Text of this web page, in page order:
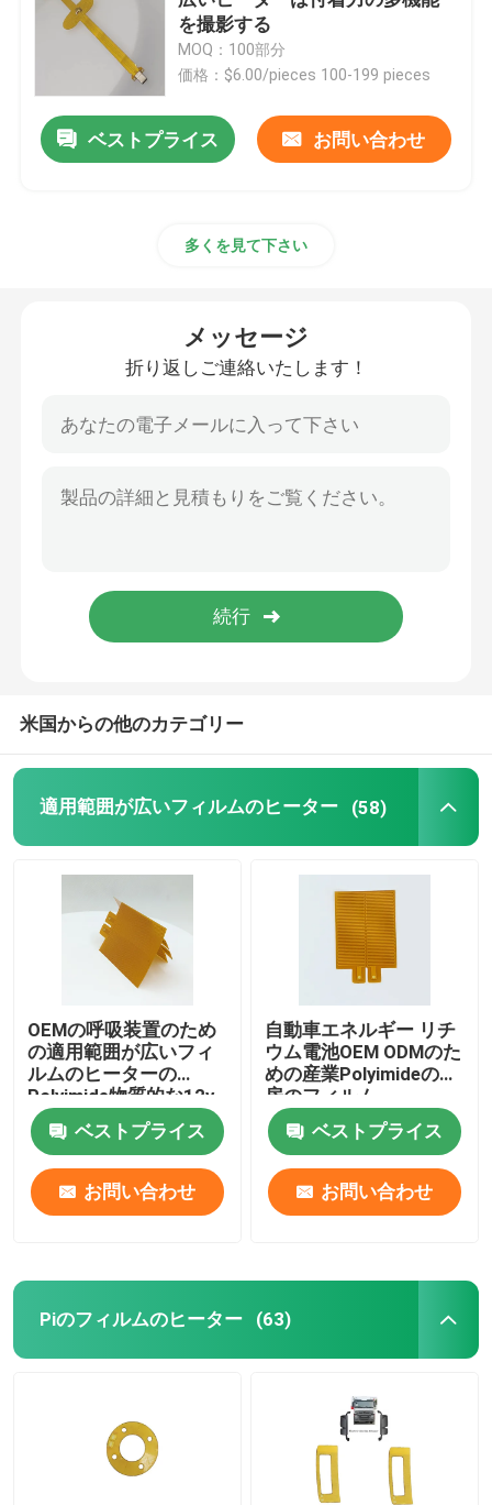
Polyimideの暖房のフィルム
適用範囲が広い温湿布
注文の適用範囲が広いヒーター
Polyimideの適用範囲が広いヒーター
を撮影する
MOQ：100部分
価格：$6.00/pieces 100-199 pieces
ベストプライス お問い合わせ
多くを見て下さい
メッセージ
折り返しご連絡いたします！
米国からの他のカテゴリー
適用範囲が広いフィルムのヒーター (58)
OEMの呼吸装置のため
の適用範囲が広いフィ
ルムのヒーターの
Polyimide物質的な12v
ベストプライス
お問い合わせ
自動車エネルギー リチ
ウム電池OEM ODMのた
めの産業Polyimideの暖
房のフィルム
ベストプライス
お問い合わせ
Piのフィルムのヒーター (63)